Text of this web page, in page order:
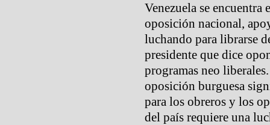
Venezuela se
oposición nacional,
luchando para librarse
presidente que dice
programas neo
oposición burguesa
para los obreros y los
del país requiere una